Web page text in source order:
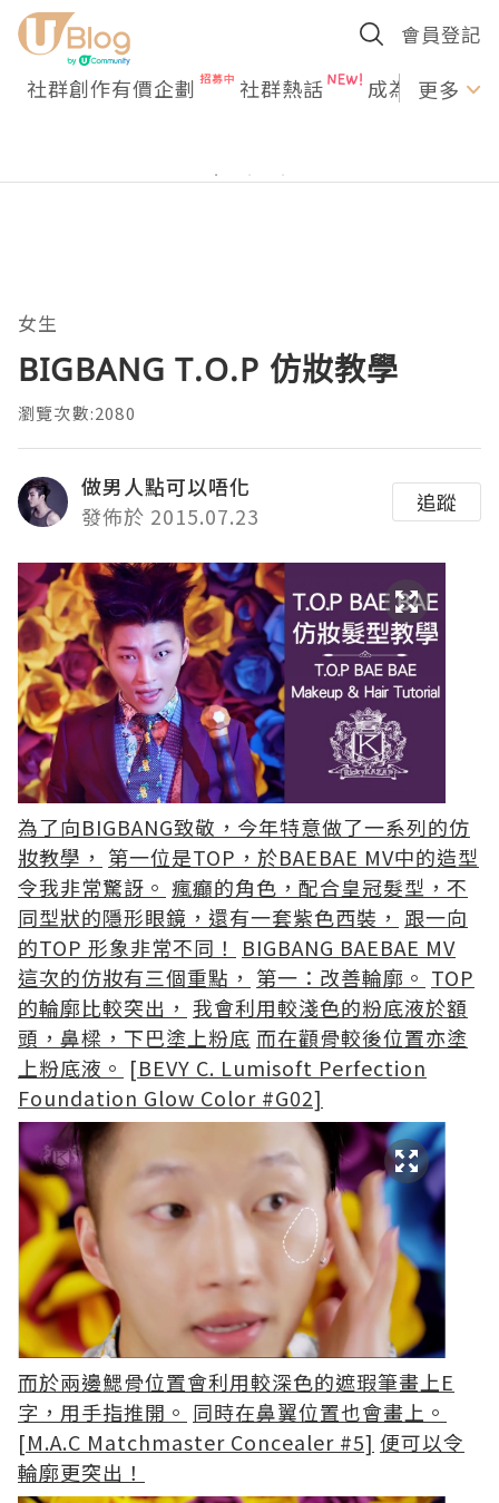
會員登記
社群創作有價企劃 社群熱話 成為U更多
女生
BIGBANG T.O.P 仿妝教學
瀏覽次數:2080
做男人點可以唔化
發佈於 2015.07.23
追蹤
為了向BIGBANG致敬，今年特意做了一系列的仿
妝教學， 第一位是TOP，於BAEBAE MV中的造型
令我非常驚訝。 瘋癲的角色，配合皇冠髮型，不
同型狀的隱形眼鏡，還有一套紫色西裝， 跟一向
的TOP 形象非常不同！
BIGBANG BAEBAE MV
這次的仿妝有三個重點， 第一：改善輪廓。 TOP
的輪廓比較突出， 我會利用較淺色的粉底液於額
頭，鼻樑，下巴塗上粉底 而在顴骨較後位置亦塗
上粉底液。 [BEVY C. Lumisoft Perfection
Foundation Glow Color #G02]
而於兩邊鰓骨位置會利用較深色的遮瑕筆畫上E
字，用手指推開。 同時在鼻翼位置也會畫上。
[M.A.C Matchmaster Concealer #5] 便可以令
輪廓更突出！